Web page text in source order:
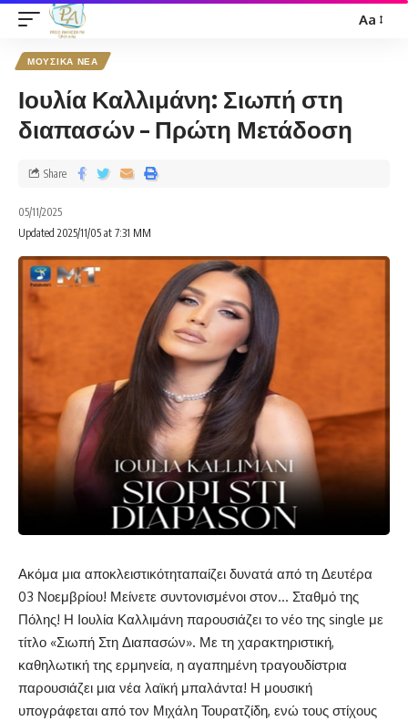
Aa
ΜΟΥΣΙΚΑ ΝΕΑ
Ιουλία Καλλιμάνη: Σιωπή στη
διαπασών – Πρώτη Μετάδοση
05/11/2025
Updated 2025/11/05 at 7:31 ΜΜ
Share
Ακόμα μια αποκλειστικότηταπαίζει δυνατά από τη Δευτέρα
03 Νοεμβρίου! Μείνετε συντονισμένοι στον… Σταθμό της
Πόλης! Η Ιουλία Καλλιμάνη παρουσιάζει το νέο της single με
τίτλο «Σιωπή Στη Διαπασών». Με τη χαρακτηριστική,
καθηλωτική της ερμηνεία, η αγαπημένη τραγουδίστρια
παρουσιάζει μια νέα λαϊκή μπαλάντα! Η μουσική
υπογράφεται από τον Μιχάλη Τουρατζίδη, ενώ τους στίχους